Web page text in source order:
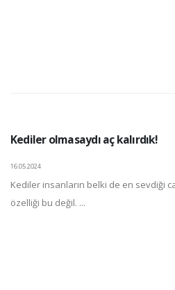
Kediler olmasaydı aç kalırdık!
16.05.2024
Kediler insanların belki de en sevdiği
özelliği bu değil. ...